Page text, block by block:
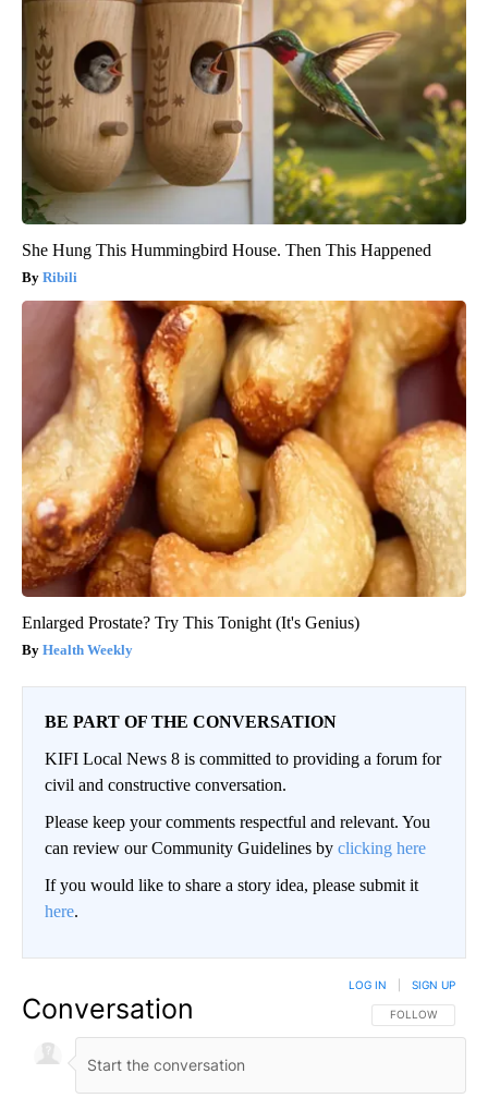
She Hung This Hummingbird House. Then This Happened
Ribili
Enlarged Prostate? Try This Tonight (It's Genius)
Health Weekly
BE PART OF THE CONVERSATION
KIFI Local News 8 is committed to providing a forum for
civil and constructive conversation.
Please keep your comments respectful and relevant. You
can review our Community Guidelines by clicking here
If you would like to share a story idea, please submit it
here.
Conversation FOLLOW THIS
FOLLOW
LOG IN SIGN UP